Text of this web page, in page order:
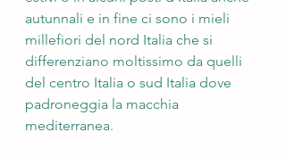
autunnali e in fine ci sono i mieli
millefiori del nord Italia che si
differenziano moltissimo da quelli
del centro Italia o sud Italia dove
padroneggia la macchia
mediterranea.